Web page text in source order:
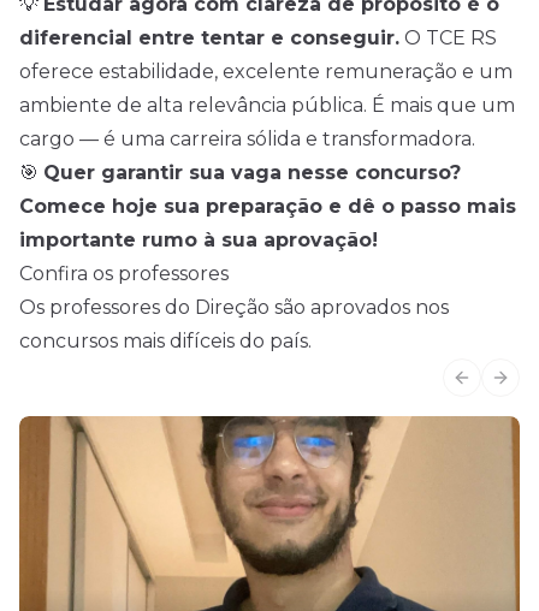
diferencial entre tentar e conseguir. O TCE RS
oferece estabilidade, excelente remuneração e um
ambiente de alta relevância pública. É mais que um
cargo — é uma carreira sólida e transformadora.
🎯 Quer garantir sua vaga nesse concurso?
Comece hoje sua preparação e dê o passo mais
importante rumo à sua aprovação!
Confira os professores
Os professores do Direção são aprovados nos
concursos mais difíceis do país.